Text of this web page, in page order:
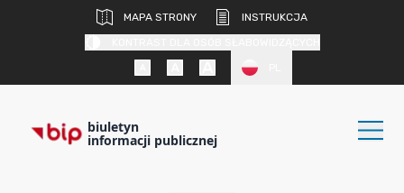
MAPA STRONY
INSTRUKCJA
biuletyn
informacji publicznej